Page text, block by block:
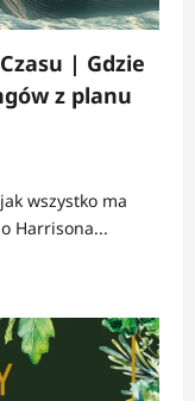
| Gdzie
z planu
wszystko ma
Harrisona...